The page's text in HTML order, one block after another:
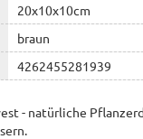
20x10x10cm
braun
4262455281939
- natürliche